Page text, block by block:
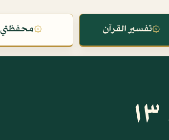
۞تفسير القرآن ۞محفظتي